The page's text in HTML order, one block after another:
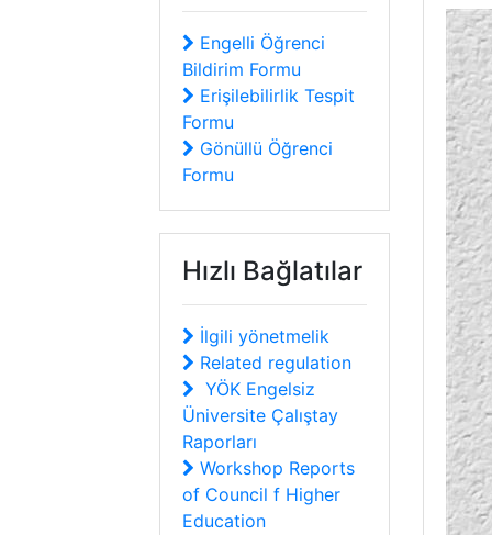
Engelli Öğrenci
Bildirim Formu
Erişilebilirlik Tespit
Formu
Gönüllü Öğrenci
Formu
Hızlı Bağlatılar
İlgili yönetmelik
Related regulation
YÖK Engelsiz
Üniversite Çalıştay
Raporları
Workshop Reports
of Council f Higher
Education